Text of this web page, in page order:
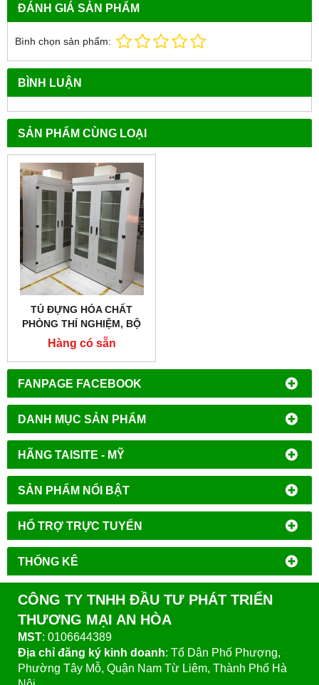
FANPAGE FACEBOOK
DANH MỤC SẢN PHẨM
HÃNG TAISITE - MỸ
SẢN PHẨM NỔI BẬT
HỔ TRỢ TRỰC TUYẾN
THỐNG KÊ
ĐÁNH GIÁ SẢN PHẨM
Bình chọn sản phẩm:
BÌNH LUẬN
SẢN PHẨM CÙNG LOẠI
TỦ ĐỰNG HÓA CHẤT
PHÒNG THÍ NGHIỆM, BỘ
LỌC THAN HOẠT TÍNH
Hàng có sẵn
CÔNG TY TNHH ĐẦU TƯ PHÁT TRIỂN
THƯƠNG MẠI AN HÒA
MST: 0106644389
Địa chỉ đăng ký kinh doanh: Tổ Dân Phố Phượng,
Phường Tây Mỗ, Quận Nam Từ Liêm, Thành Phố Hà